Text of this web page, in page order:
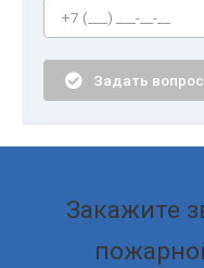
Задать вопрос
Закажите